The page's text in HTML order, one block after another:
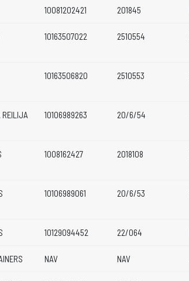
10081202421 201845
10163507022 2510554
10163506820 2510553
REILIJA 10106989263 20/6/54
1008162427 2018108
10106989061 20/6/53
10129094452 22/064
NAV NAV